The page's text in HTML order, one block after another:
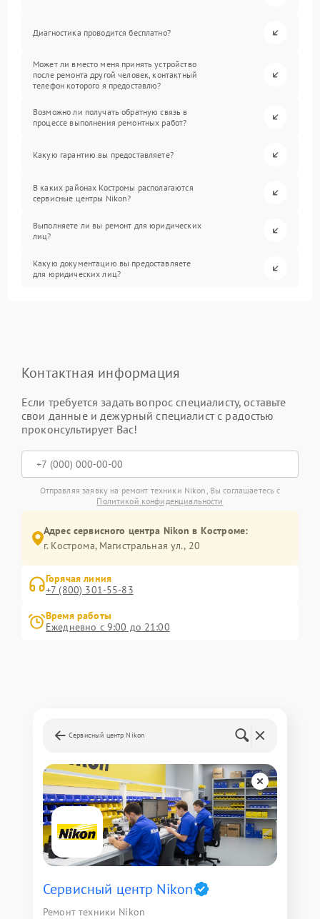
Диагностика проводится бесплатно?
Может ли вместо меня принять устройство
после ремонта другой человек, контактный
телефон которого я предоставлю?
Возможно ли получать обратную связь в
процессе выполнения ремонтных работ?
Какую гарантию вы предоставляете?
В каких районах Костромы располагаются
сервисные центры Nikon?
Выполняете ли вы ремонт для юридических
лиц?
Какую документацию вы предоставляете
для юридических лиц?
Контактная информация
Если требуется задать вопрос специалисту, оставьте
свои данные и дежурный специалист с радостью
проконсультирует Вас!
Отправляя заявку на ремонт техники Nikon, Вы соглашаетесь с
Политикой конфиденциальности
Адрес сервисного центра Nikon в Костроме:
г. Кострома, Магистральная ул., 20
Горячая линия
+7 (800) 301-55-83
Время работы
Ежедневно с 9:00 до 21:00
Сервисный центр Nikon
Сервисный центр Nikon
Ремонт техники Nikon